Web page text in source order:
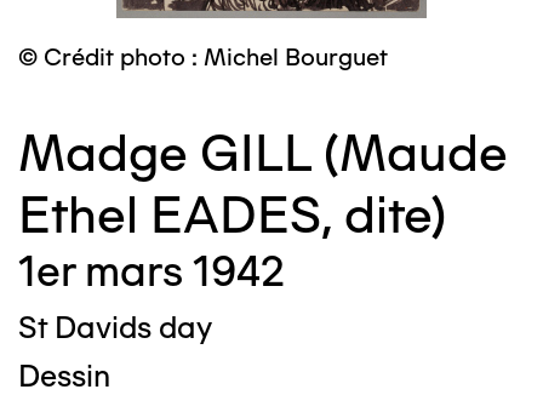
© Crédit photo : Michel Bourguet
Madge GILL (Maude
Ethel EADES, dite)
1er mars 1942
St Davids day
Dessin